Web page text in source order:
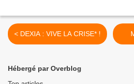
< DEXIA : VIVE LA CRISE* !
Hébergé par Overblog